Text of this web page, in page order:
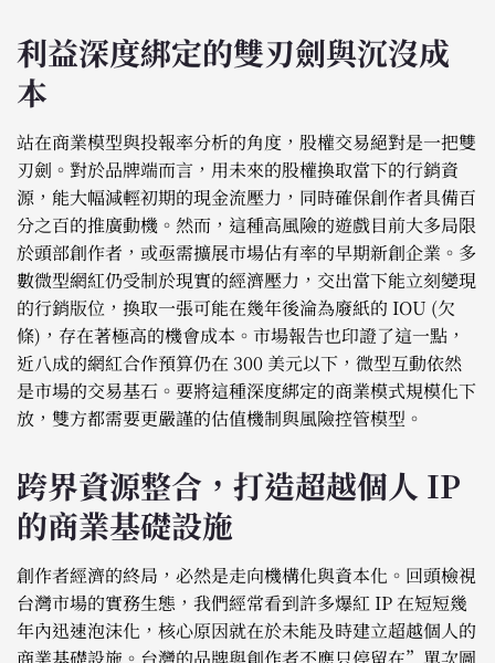
利益深度綁定的雙刃劍與沉沒成
本
站在商業模型與投報率分析的角度，股權交易絕對是一把雙
刃劍。對於品牌端而言，用未來的股權換取當下的行銷資
源，能大幅減輕初期的現金流壓力，同時確保創作者具備百
分之百的推廣動機。然而，這種高風險的遊戲目前大多局限
於頭部創作者，或亟需擴展市場佔有率的早期新創企業。多
數微型網紅仍受制於現實的經濟壓力，交出當下能立刻變現
的行銷版位，換取一張可能在幾年後淪為廢紙的 IOU (欠
條)，存在著極高的機會成本。市場報告也印證了這一點，
近八成的網紅合作預算仍在 300 美元以下，微型互動依然
是市場的交易基石。要將這種深度綁定的商業模式規模化下
放，雙方都需要更嚴謹的估值機制與風險控管模型。
跨界資源整合，打造超越個人 IP
的商業基礎設施
創作者經濟的終局，必然是走向機構化與資本化。回頭檢視
台灣市場的實務生態，我們經常看到許多爆紅 IP 在短短幾
年內迅速泡沫化，核心原因就在於未能及時建立超越個人的